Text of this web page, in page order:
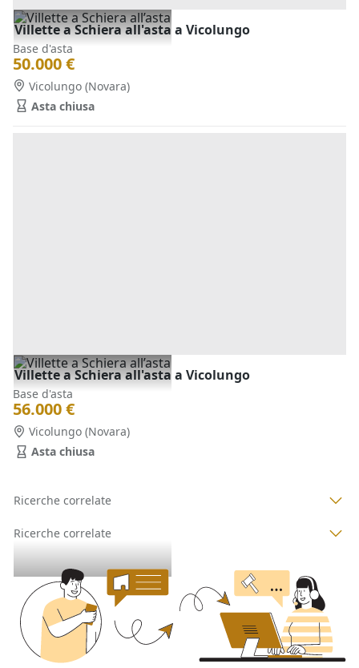
Villette a Schiera all'asta a Vicolungo
Vicolungo (Novara)
Base d'asta
50.000 €
Asta chiusa
Villette a Schiera all'asta a Vicolungo
Vicolungo (Novara)
Base d'asta
56.000 €
Asta chiusa
Ricerche correlate
Ricerche correlate